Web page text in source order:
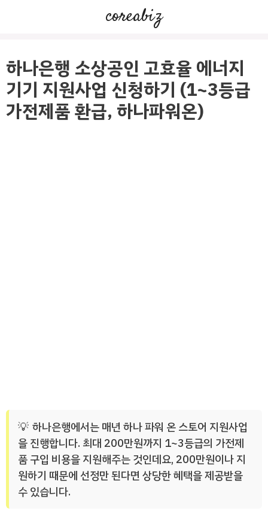
건
너
뛰
coreabiz
하나은행 소상공인 고효율 에너지
기기 지원사업 신청하기 (1~3등급
가전제품 환급, 하나파워온)
하나은행에서는 매년 하나 파워 온 스토어 지원사업
을 진행합니다. 최대 200만원까지 1~3등급의 가전제
품 구입 비용을 지원해주는 것인데요, 200만원이나 지
원하기 때문에 선정만 된다면 상당한 혜택을 제공받을
수 있습니다.